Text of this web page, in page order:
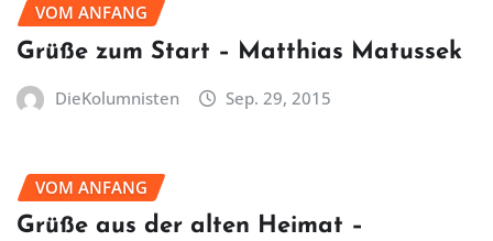
VOM ANFANG
Grüße zum Start – Matthias Matussek
DieKolumnisten Sep. 29, 2015
VOM ANFANG
Grüße aus der alten Heimat –